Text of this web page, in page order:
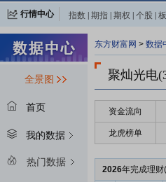
行情中心 指数 期指 期权 个股
全景图
首页
我的数据
热门数据
东方财富网 > 数据
聚灿光电
资金流向
龙虎榜单
2026年完成理